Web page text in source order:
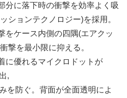
分に落下時の衝撃を効率よく吸
ションテクノロジー)を採用。
をケース内側の四隅(エアクッ
撃を最小限に抑える。
に優れるマイクロドットが
,
を防ぐ。背面が全面透明によ